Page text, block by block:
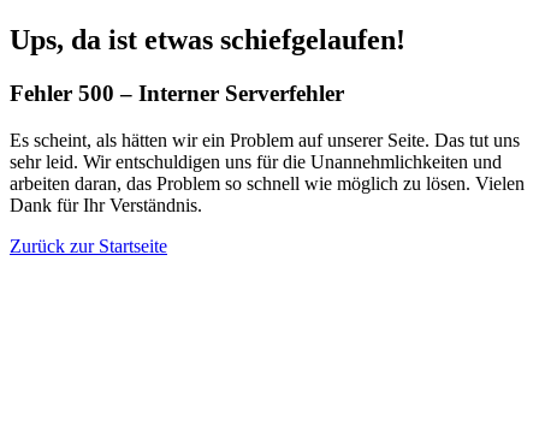
Ups, da ist etwas schiefgelaufen!
Fehler 500 – Interner Serverfehler
Es scheint, als hätten wir ein Problem auf unserer Seite. Das tut uns
sehr leid. Wir entschuldigen uns für die Unannehmlichkeiten und
arbeiten daran, das Problem so schnell wie möglich zu lösen. Vielen
Dank für Ihr Verständnis.
Zurück zur Startseite